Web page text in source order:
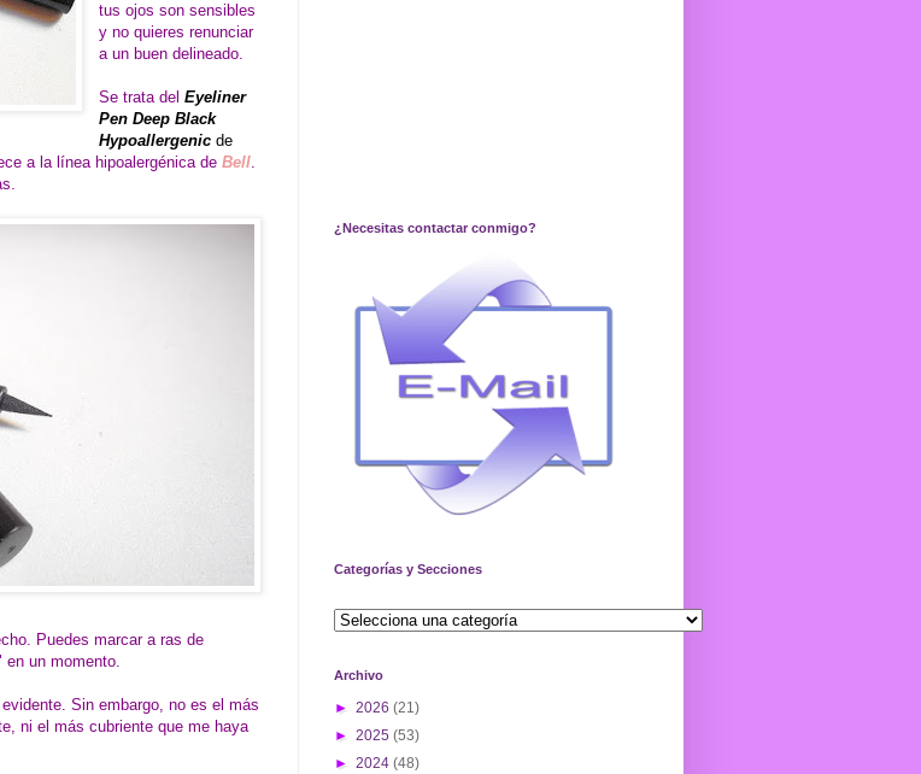
tus ojos son sensibles
y no quieres renunciar
a un buen delineado.
Se trata delEyeliner
Pen Deep Black
Hypoallergenicde
a la línea hipoalergénica de Bell.
Puedes marcar a ras de
en un momento.
Sin embargo, no es el más
ni el más cubriente que me haya
¿Necesitas contactar conmigo?
Categorías y Secciones
Archivo
► 2026 (21)
► 2025 (53)
► 2024 (48)